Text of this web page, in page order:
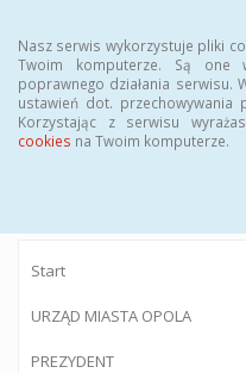
Nasz serwis wykorzystuje pliki
Twoim komputerze. Są one
poprawnego działania serwisu.
ustawień dot. przechowywania
Korzystając z serwisu
cookies na Twoim komputerze.
BIULETYN
Start
URZĄD MIASTA OPOLA
PREZYDENT